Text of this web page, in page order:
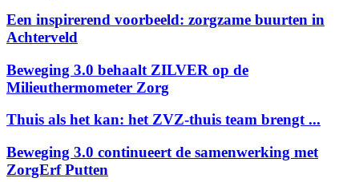
Een inspirerend voorbeeld: zorgzame buurten in
Achterveld
Beweging 3.0 behaalt ZILVER op de
Milieuthermometer Zorg
Thuis als het kan: het ZVZ-thuis team brengt ...
Beweging 3.0 continueert de samenwerking met
ZorgErf Putten